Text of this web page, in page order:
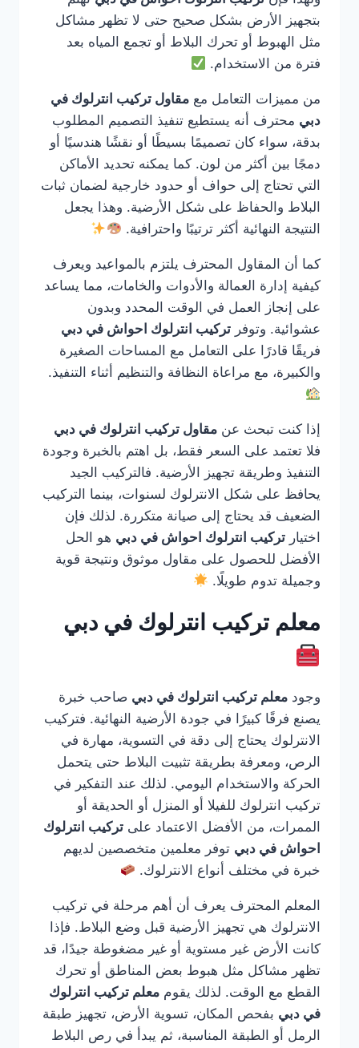
بتجهيز الأرض بشكل صحيح حتى لا تظهر مشاكل
مثل الهبوط أو تحرك البلاط أو تجمع المياه بعد
فترة من الاستخدام.
من مميزات التعامل مع مقاول تركيب انترلوك في
دبي محترف أنه يستطيع تنفيذ التصميم المطلوب
بدقة، سواء كان تصميمًا بسيطًا أو نقشًا هندسيًا أو
دمجًا بين أكثر من لون. كما يمكنه تحديد الأماكن
التي تحتاج إلى حواف أو حدود خارجية لضمان ثبات
البلاط والحفاظ على شكل الأرضية. وهذا يجعل
النتيجة النهائية أكثر ترتيبًا واحترافية.
كما أن المقاول المحترف يلتزم بالمواعيد ويعرف
كيفية إدارة العمالة والأدوات والخامات، مما يساعد
على إنجاز العمل في الوقت المحدد وبدون
عشوائية. وتوفر تركيب انترلوك احواش في دبي
فريقًا قادرًا على التعامل مع المساحات الصغيرة
والكبيرة، مع مراعاة النظافة والتنظيم أثناء التنفيذ.
إذا كنت تبحث عن مقاول تركيب انترلوك في دبي
فلا تعتمد على السعر فقط، بل اهتم بالخبرة وجودة
التنفيذ وطريقة تجهيز الأرضية. فالتركيب الجيد
يحافظ على شكل الانترلوك لسنوات، بينما التركيب
الضعيف قد يحتاج إلى صيانة متكررة. لذلك فإن
اختيار تركيب انترلوك احواش في دبي هو الحل
الأفضل للحصول على مقاول موثوق ونتيجة قوية
وجميلة تدوم طويلًا.
معلم تركيب انترلوك في دبي
وجود معلم تركيب انترلوك في دبي صاحب خبرة
يصنع فرقًا كبيرًا في جودة الأرضية النهائية. فتركيب
الانترلوك يحتاج إلى دقة في التسوية، مهارة في
الرص، ومعرفة بطريقة تثبيت البلاط حتى يتحمل
الحركة والاستخدام اليومي. لذلك عند التفكير في
تركيب انترلوك للفيلا أو المنزل أو الحديقة أو
الممرات، من الأفضل الاعتماد على تركيب انترلوك
احواش في دبي توفر معلمين متخصصين لديهم
خبرة في مختلف أنواع الانترلوك.
المعلم المحترف يعرف أن أهم مرحلة في تركيب
الانترلوك هي تجهيز الأرضية قبل وضع البلاط. فإذا
كانت الأرض غير مستوية أو غير مضغوطة جيدًا، قد
تظهر مشاكل مثل هبوط بعض المناطق أو تحرك
القطع مع الوقت. لذلك يقوم معلم تركيب انترلوك
في دبي بفحص المكان، تسوية الأرض، تجهيز طبقة
الرمل أو الطبقة المناسبة، ثم يبدأ في رص البلاط